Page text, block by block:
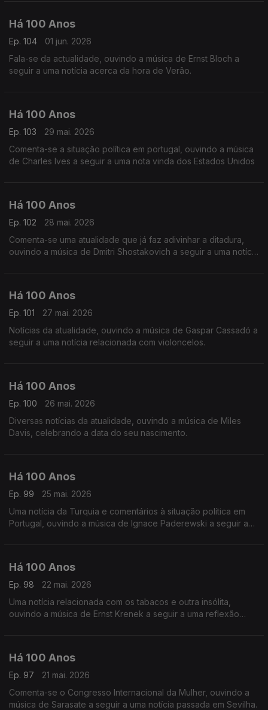
Há 100 Anos
Ep. 104
01 jun. 2026
Fala-se da actualidade, ouvindo a música de Ernst Bloch a
seguir a uma notícia acerca da hora de Verão.
Há 100 Anos
Ep. 103
29 mai. 2026
Comenta-se a situação política em portugal, ouvindo a música
de Charles Ives a seguir a uma nota vinda dos Estados Unidos
Há 100 Anos
Ep. 102
28 mai. 2026
Comenta-se uma atualidade que já faz adivinhar a ditadura,
ouvindo a música de Dmitri Shostakovich a seguir a uma notícia
Há 100 Anos
Ep. 101
27 mai. 2026
Notícias da atualidade, ouvindo a música de Gaspar Cassadó a
seguir a uma notícia relacionada com violoncelos.
Há 100 Anos
Ep. 100
26 mai. 2026
Diversas notícias da atualidade, ouvindo a música de Miles
Davis, celebrando a data do seu nascimento.
Há 100 Anos
Ep. 99
25 mai. 2026
Uma notícia da Turquia e comentários à situação política em
Portugal, ouvindo a música de Ignace Paderewski a seguir a
Há 100 Anos
Ep. 98
22 mai. 2026
Uma notícia relacionada com os tabacos e outra insólita,
ouvindo a música de Ernst Krenek a seguir a uma reflexão
Há 100 Anos
Ep. 97
21 mai. 2026
Comenta-se o Congresso Internacional da Mulher, ouvindo a
música de Sarasate a seguir a uma notícia passada em Sevilha.